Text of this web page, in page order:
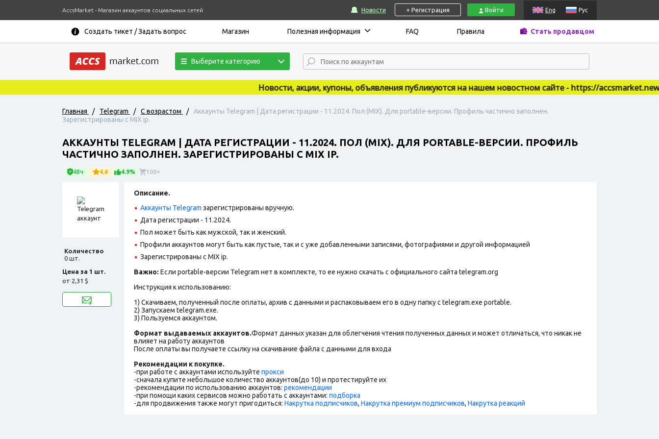
AccsMarket - Магазин аккаунтов социальных сетей Новости + Регистрация Войти Eng Рус
Создать тикет / Задать вопрос Магазин Полезная информация FAQ Правила Стать продавцом
Выберите категорию
Новости, акции, купоны, объявления публикуются на нашем новостном сайте - https://accsmarket.news
Главная / Telegram / С возрастом /
Аккаунты Telegram | Дата регистрации - 11.2024. Пол (MIX). Для portable-версии. Профиль частично заполнен.
Зарегистрированы с MIX ip.
АККАУНТЫ TELEGRAM | ДАТА РЕГИСТРАЦИИ - 11.2024. ПОЛ (MIX). ДЛЯ PORTABLE-ВЕРСИИ. ПРОФИЛЬ
ЧАСТИЧНО ЗАПОЛНЕН. ЗАРЕГИСТРИРОВАНЫ С MIX IP.
48ч 4.6 4.9% 100+
Количество
0 шт.
Цена за 1 шт.
от 2,31 $
Описание.
Аккаунты Telegram зарегистрированы вручную.
Дата регистрации - 11.2024.
Пол может быть как мужской, так и женский.
Профили аккаунтов могут быть как пустые, так и с уже добавленными записями, фотографиями и другой информацией
Зарегистрированы с MIX ip.
Важно: Если portable-версии Telegram нет в комплекте, то ее нужно скачать с официального сайта telegram.org
Инструкция к использованию:
1) Скачиваем, полученный после оплаты, архив с данными и распаковываем его в одну папку с telegram.exe portable.
2) Запускаем telegram.exe.
3) Пользуемся аккаунтом.
Формат выдаваемых аккаунтов.Формат данных указан для облегчения чтения полученных данных и может отличаться, что никак не
влияет на работу аккаунтов
После оплаты вы получаете ссылку на скачивание файла с данными для входа
Рекомендации к покупке.
-при работе с аккаунтами используйте прокси
-сначала купите небольшое количество аккаунтов(до 10) и протестируйте их
-рекомендации по использованию аккаунтов: рекомендации
-при помощи каких сервисов можно работать с аккаунтами: подборка
-для продвижения также могут пригодиться: Накрутка подписчиков, Накрутка премиум подписчиков, Накрутка реакций